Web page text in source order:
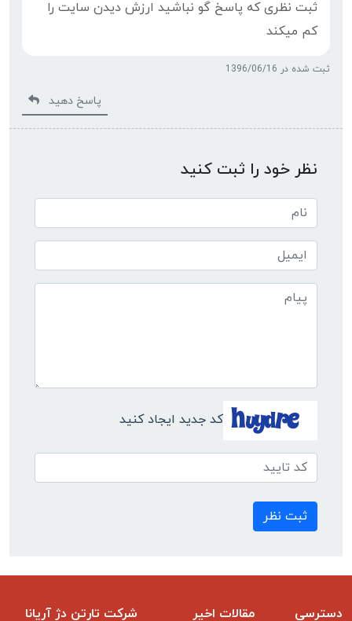
ثبت نظری که پاسخ گو نباشید ارزش دیدن سایت را
کم میکند
ثبت شده در 1396/06/16
پاسخ دهید
نظر خود را ثبت کنید
کد جدید ایجاد کنید
ثبت نظر
دسترسی
مقالات اخیر شرکت تارتن دژ آریانا